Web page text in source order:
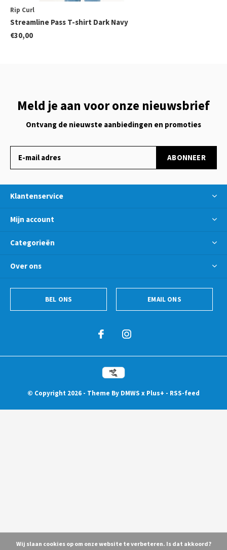
Rip Curl
Streamline Pass T-shirt Dark Navy
€30,00
Meld je aan voor onze nieuwsbrief
Ontvang de nieuwste aanbiedingen en promoties
ABONNEER
Klantenservice
Mijn account
Categorieën
Over ons
BEL ONS EMAIL ONS
© Copyright 2026 - Theme By DMWS x Plus+ - RSS-feed
Wij slaan cookies op om onze website te verbeteren. Is dat akkoord?